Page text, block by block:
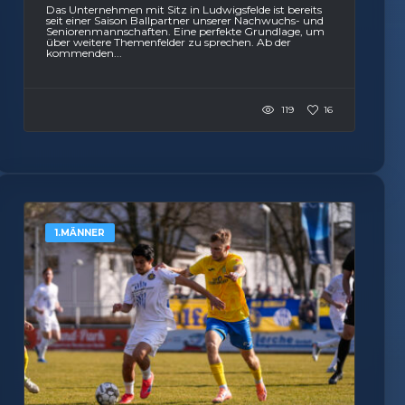
Das Unternehmen mit Sitz in Ludwigsfelde ist bereits
seit einer Saison Ballpartner unserer Nachwuchs- und
Seniorenmannschaften. Eine perfekte Grundlage, um
über weitere Themenfelder zu sprechen. Ab der
kommenden...
119 16
1.MÄNNER